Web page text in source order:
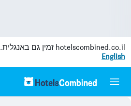
hotelscombined.co.il זמין גם באנגלית.
English